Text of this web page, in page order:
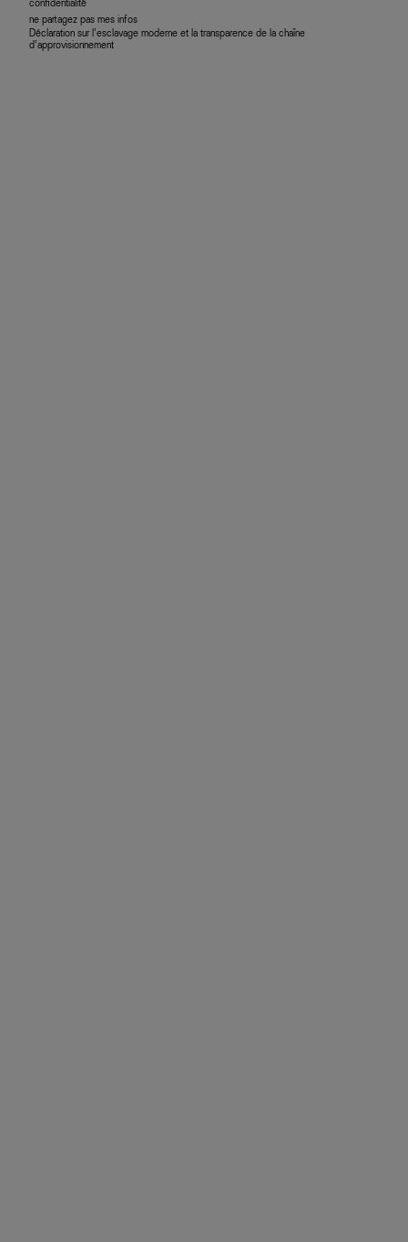
confidentialité
ne partagez pas mes infos
Déclaration sur l’esclavage moderne et la transparence de la chaîne
d’approvisionnement